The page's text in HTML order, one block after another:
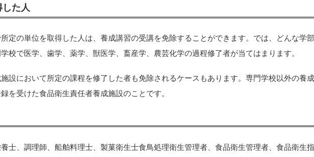
た人
定の単位を取得した人は、養成講習の受講を免除することができます。では、どんな学部
校で医学、歯学、薬学、獣医学、畜産学、農芸化学の過程修了者が当てはまります。
設において所定の課程を修了した者も免除されるケースもあります。専門学校以外の養成
を受けた食品衛生責任者養成施設のことです。
士、調理師、船舶料理士、製菓衛生士食鳥処理衛生管理者、食品衛生管理者、食品衛生指